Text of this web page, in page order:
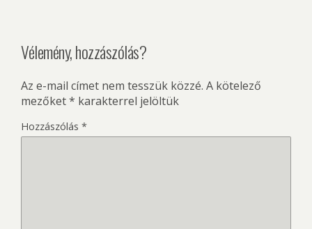
Vélemény, hozzászólás?
Az e-mail címet nem tesszük közzé. A kötelező
mezőket* karakterrel jelöltük
Hozzászólás *